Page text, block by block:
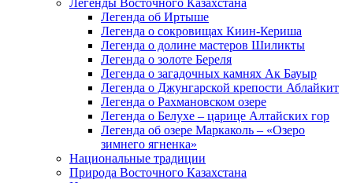
Легенды Восточного Казахстана
Легенда об Иртыше
Легенда о сокровищах Киин-Кериша
Легенда о долине мастеров Шиликты
Легенда о золоте Береля
Легенда о загадочных камнях Ак Бауыр
Легенда о Джунгарской крепости Аблайкит
Легенда о Рахмановском озере
Легенда о Белухе – царице Алтайских гор
Легенда об озере Маркаколь – «Озеро
зимнего ягненка»
Национальные традиции
Природа Восточного Казахстана